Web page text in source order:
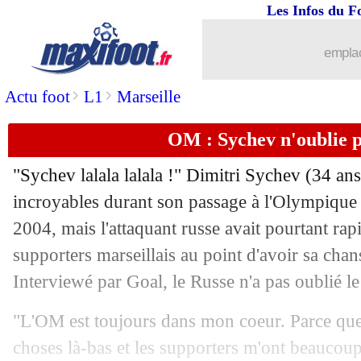
Actu foot> L1 > Marseille
Les Infos du
OM : Sychev n'oublie
"Sychev lalala lalala !" Dimitri Sychev (34
incroyables durant son passage à
2004, mais l'attaquant russe avait pourtant
supporters marseillais au point d'avoir sa
Interviewé par Goal, le Russe n'a pas oublié
"L'OM est toujours dans mon coeur. Parce
choses là-bas et les supporters m'ont
OM: l'Egyptien Mahmoud Hassan
12/06 Leeds
12/06 CdM: les pronos de Mourinho
12/06 Lyon : Fekir dévoile ses deux modèles
12/06 Roma: Nainggolan d'accord avec
12/06 EdF : le cloisonnement, Ben Arfa est
12/06 PSG: Thiago Silva se voit retourner